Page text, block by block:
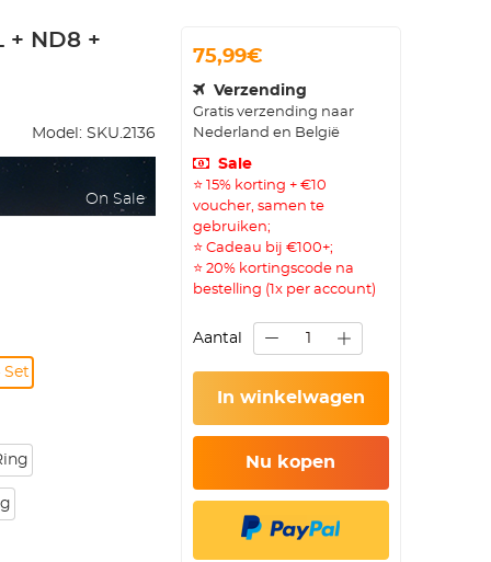
ND8 +
Model: SKU.2136
On Sale
Set
75,99€
Verzending
Gratis verzending naar
Nederland en België
Sale
⭐ 15% korting + €10
voucher, samen te
gebruiken;
⭐ Cadeau bij €100+;
⭐ 20% kortingscode na
bestelling (1x per account)
Aantal
In winkelwagen
Nu kopen